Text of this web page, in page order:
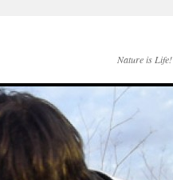
Nature is Life!